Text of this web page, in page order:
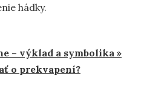
hádky.
– výklad a symbolika »
o prekvapení?